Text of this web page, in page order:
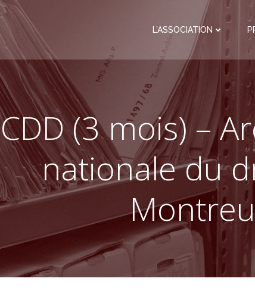
L’ASSOCIATION
CDD (3 mois) –
nationale du